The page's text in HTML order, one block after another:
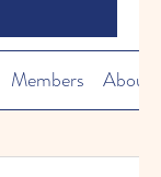
Members About